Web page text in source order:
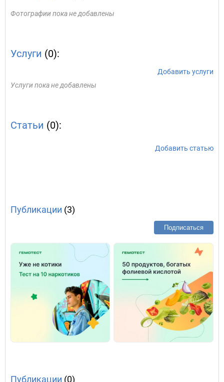
Фотографии пока не добавлены
Услуги (0):
Добавить услуги
Услуги пока не добавлены
Статьи (0):
Добавить статью
Публикации (3)
Подписаться
Публикации (0)